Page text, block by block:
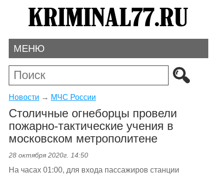
МЕНЮ
Новости → МЧС России
Столичные огнеборцы провели
пожарно-тактические учения в
московском метрополитене
28 октября 2020г. 14:50
На часах 01:00, для входа пассажиров станции